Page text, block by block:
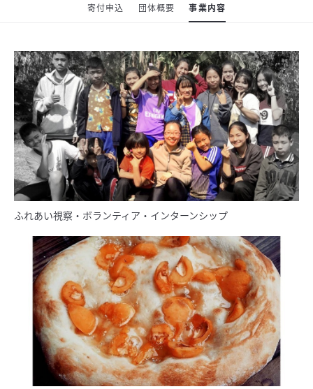
寄付申込 団体概要 事業内容
ふれあい視察・ボランティア・インターンシップ